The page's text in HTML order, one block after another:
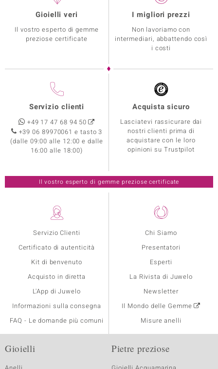
Servizio Clienti
Certificato di autenticità
Kit di benvenuto
Acquisto in diretta
L'App di Juwelo
Informazioni sulla consegna
FAQ - Le domande più comuni
Chi Siamo
Presentatori
Esperti
La Rivista di Juwelo
Newsletter
Il Mondo delle Gemme
Misure anelli
Gioielli veri
Il vostro esperto di gemme
preziose certificate
I migliori prezzi
Non lavoriamo con
intermediari, abbattendo così
i costi
Servizio clienti
+49 17 47 68 94 50
+39 06 89970061 e tasto 3
(dalle 09:00 alle 12:00 e dalle
16:00 alle 18:00)
Acquista sicuro
Lasciatevi rassicurare dai
nostri clienti prima di
acquistare con le loro
opinioni su Trustpilot
Il vostro esperto di gemme preziose certificate
Gioielli Pietre preziose